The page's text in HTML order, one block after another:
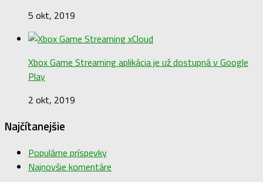
5 okt, 2019
Xbox Game Streaming aplikácia je už dostupná v Google
Play
2 okt, 2019
Najčítanejšie
Populárne príspevky
Najnovšie komentáre